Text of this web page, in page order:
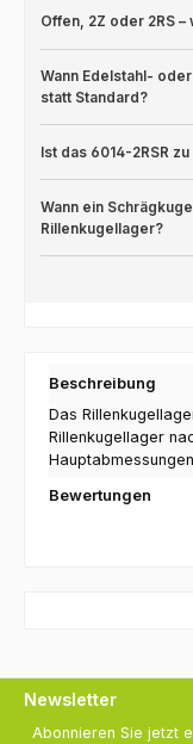
Offen, 2Z oder 2RS
Wann Edelstahl-
statt Standard?
Ist das 6014-2RSR
Wann ein
Rillenkugellager?
Beschreibung
Das
Rillenkugellager
Bewertungen
Newsletter
Abonnieren Sie jetzt